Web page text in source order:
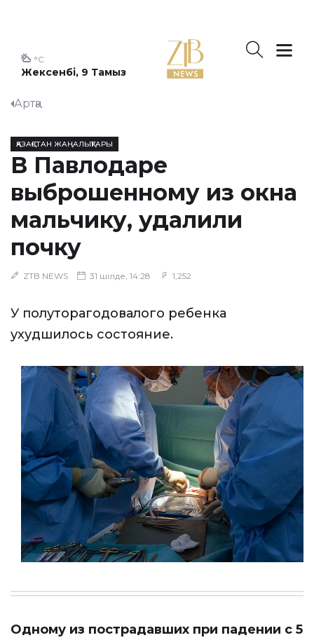
Жексенбі, 9 Тамыз
°C
Артқа
ҚАЗАҚСТАН ЖАҢАЛЫҚТАРЫ
В Павлодаре
выброшенному из окна
мальчику, удалили
почку
ZTB NEWS 31 шілде, 14:28 1,252
У полуторагодовалого ребенка
ухудшилось состояние.
Одному из пострадавших при падении с 5